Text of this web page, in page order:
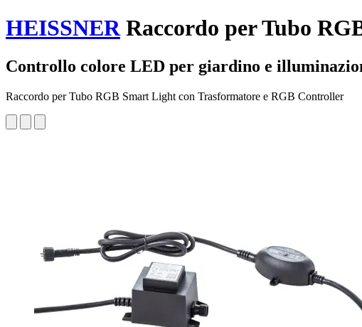
HEISSNERRaccordo per Tubo
Controllo colore LED per giardino e
Raccordo per Tubo RGB Smart Light con Trasformatore e RGB Controller